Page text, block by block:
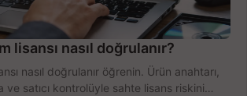
lisansı nasıl doğrulanır?
nasıl doğrulanır öğrenin. Ürün anahtarı,
satıcı kontrolüyle sahte lisans riskini